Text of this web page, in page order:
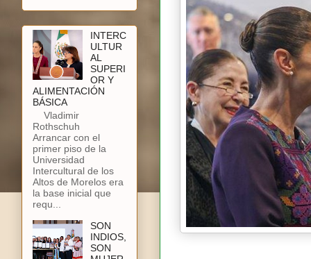
INTERC
ULTUR
AL
SUPERI
OR Y
ALIMENTACIÓN
BÁSICA
Vladimir
Rothschuh
Arrancar con el
primer piso de la
Universidad
Intercultural de los
Altos de Morelos era
la base inicial que
requ...
SON
INDIOS,
SON